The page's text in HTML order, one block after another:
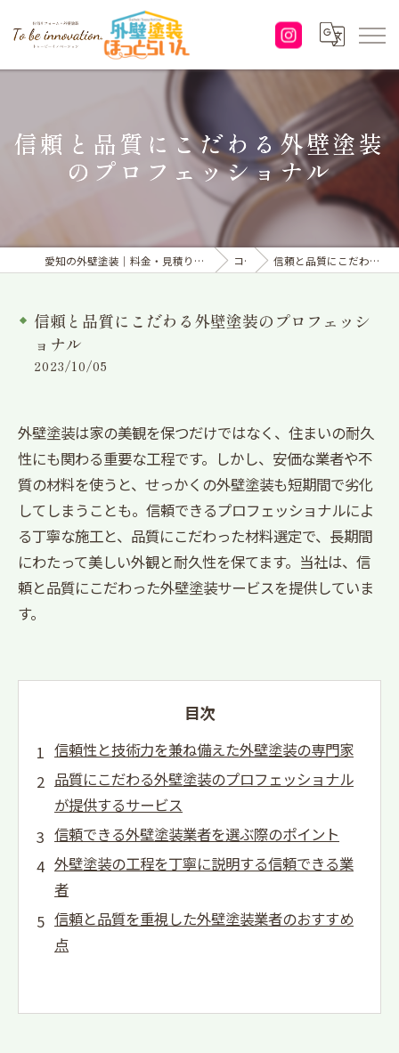
信頼と品質にこだわる外壁塗装
のプロフェッショナル
愛知の外壁塗装｜料金・見積り｜塗り替えなら「株式会社To be innovation.」へ コラム 信頼と品質にこだわる外壁塗装のプロフェッショナル
信頼と品質にこだわる外壁塗装のプロフェッシ
ョナル
2023/10/05
外壁塗装は家の美観を保つだけではなく、住まいの耐久
性にも関わる重要な工程です。しかし、安価な業者や不
質の材料を使うと、せっかくの外壁塗装も短期間で劣化
してしまうことも。信頼できるプロフェッショナルによ
る丁寧な施工と、品質にこだわった材料選定で、長期間
にわたって美しい外観と耐久性を保てます。当社は、信
頼と品質にこだわった外壁塗装サービスを提供していま
す。
目次
信頼性と技術力を兼ね備えた外壁塗装の専門家
品質にこだわる外壁塗装のプロフェッショナル
が提供するサービス
信頼できる外壁塗装業者を選ぶ際のポイント
外壁塗装の工程を丁寧に説明する信頼できる業
者
信頼と品質を重視した外壁塗装業者のおすすめ
点